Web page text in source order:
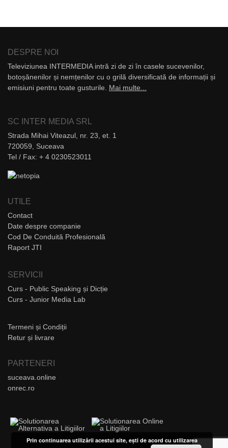
DESPRE NOI
Televiziunea INTERMEDIA intră zi de zi în casele sucevenilor,
botoșănenilor și nemțenilor cu o grilă diversificată de informații și
emisiuni pentru toate gusturile. Mai multe...
SC INTER MEDIA SRL
Strada Mihai Viteazul, nr. 23, et. 1
720059, Suceava
Tel / Fax: + 4 0230523011
UTILE
Contact
Date despre companie
Cod De Conduită Profesională
Raport JTI
SERVICII
Curs - Public Speaking și Dicție
Curs - Junior Media Lab
Termeni și Condiții
Retur și livrare
PARTENERI
suceava.online
onrec.ro
Prin continuarea utilizării acestui site, ești de acord cu utilizarea